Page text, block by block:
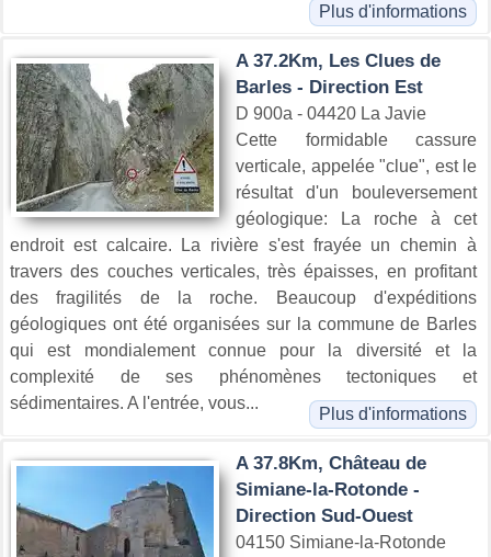
Plus d'informations
A 37.2Km, Les Clues de
Barles - Direction Est
D 900a - 04420 La Javie
Cette formidable cassure
verticale, appelée "clue", est le
résultat d'un bouleversement
géologique: La roche à cet
endroit est calcaire. La rivière s'est frayée un chemin à
travers des couches verticales, très épaisses, en profitant
des fragilités de la roche. Beaucoup d'expéditions
géologiques ont été organisées sur la commune de Barles
qui est mondialement connue pour la diversité et la
complexité de ses phénomènes tectoniques et
sédimentaires. A l'entrée, vous...
Plus d'informations
A 37.8Km, Château de
Simiane-la-Rotonde -
Direction Sud-Ouest
04150 Simiane-la-Rotonde